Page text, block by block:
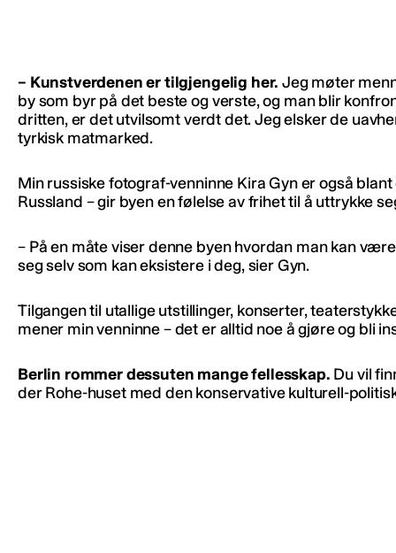
– Kunstverdenen er tilgjengelig her. Jeg møter
by som byr på det beste og verste, og man blir
dritten, er det utvilsomt verdt det. Jeg elsker de
tyrkisk matmarked.
Min russiske fotograf-venninne Kira Gyn er også
Russland – gir byen en følelse av frihet til å uttrykke
– På en måte viser denne byen hvordan man kan
seg selv som kan eksistere i deg, sier Gyn.
Tilgangen til utallige utstillinger, konserter,
mener min venninne – det er alltid noe å gjøre og bli
Berlin rommer dessuten mange fellesskap. Du vil
der Rohe-huset med den konservative kulturell-